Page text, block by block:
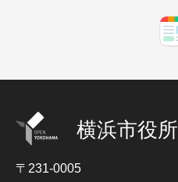
横浜市役所
〒231-0005